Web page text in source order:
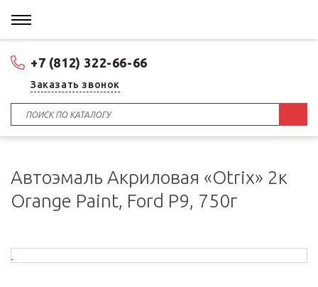
+7 (812) 322-66-66
Заказать звонок
Автоэмаль Акриловая «Otrix» 2к
Orange Paint, Ford P9, 750г